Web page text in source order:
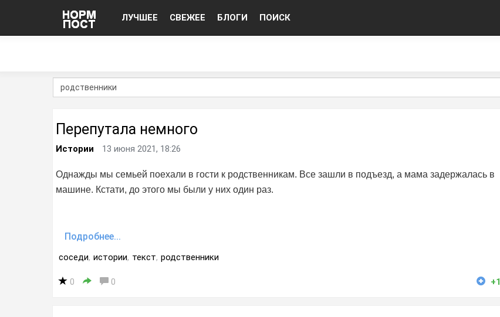
ЛУЧШЕЕ СВЕЖЕЕ БЛОГИ ПОИСК
Перепутала немного
Истории 13 июня 2021, 18:26
Однажды мы семьей поехали в гости к родственникам. Все зашли в подъезд, а мама задержалась в
машине. Кстати, до этого мы были у них один раз.
Подробнее...
соседи, истории, текст, родственники
0 0 +1